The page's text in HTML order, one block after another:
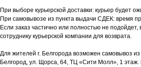
При выборе курьерской доставки: курьер будет
При самовывозе из пункта выдачи СДЕК: время
Если заказ частично или полностью не подойдет,
сотруднику курьерской компании для возврата.
Для жителей г. Белгорода возможен самовывоз из
Белгород, ул. Щорса, 64, ТЦ «Сити Молл», 1